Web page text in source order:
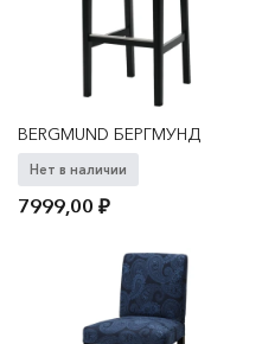
BERGMUND БЕРГМУНД
Нет в наличии
7999,00₽